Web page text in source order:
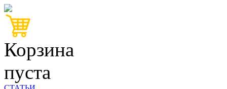
Корзина
пуста